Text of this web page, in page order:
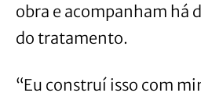
obra e acompanham há
do tratamento.
“Eu construí isso com